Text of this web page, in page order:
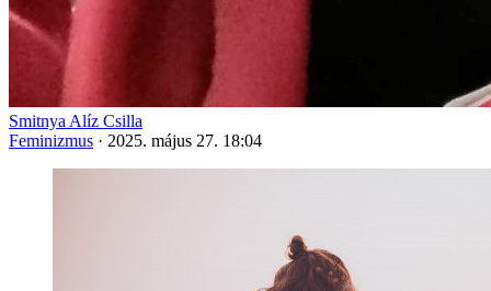
Smitnya Alíz Csilla
Feminizmus · 2025. május 27. 18:04